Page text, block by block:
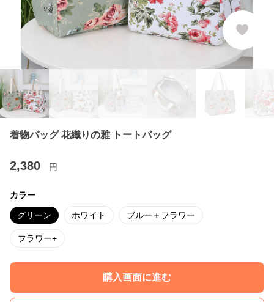
着物バッグ 花織りの雅 トートバッグ
2,380 円
カラー
グリーン ホワイト ブルー＋フラワー
フラワー+
購入画面に進む